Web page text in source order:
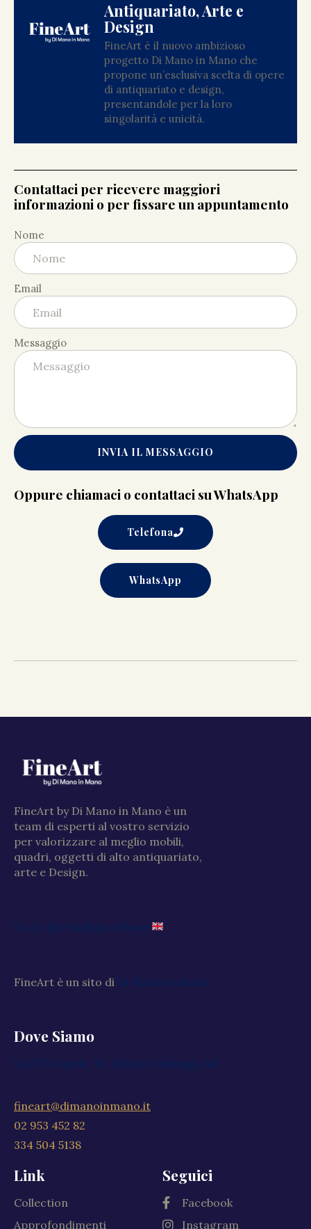
Antiquariato, Arte e
Design
FineArt è il nuovo ambizioso
progetto Di Mano in Mano che
propone un’esclusiva scelta di opere
di antiquariato e design,
presentandole per la loro
singolarità e unicità.
Contattaci per ricevere maggiori
informazioni o per fissare un appuntamento
Nome
Email
Messaggio
INVIA IL MESSAGGIO
Oppure chiamaci o contattaci su WhatsApp
Telefona
WhatsApp
FineArt by Di Mano in Mano è un
team di esperti al vostro servizio
per valorizzare al meglio mobili,
quadri, oggetti di alto antiquariato,
arte e Design.
Go to the English website
FineArt è un sito di Di Mano in Mano
Dove Siamo
Via XXV Aprile, 59, 20040 Cambiago MI
fineart@dimanoinmano.it
02 953 452 82
334 504 5138
Link
Collection
Approfondimenti
Seguici
Facebook
Instagram